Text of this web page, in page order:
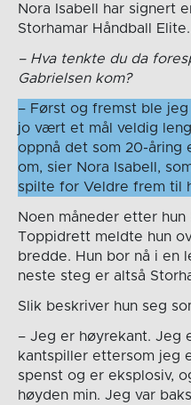
Nora Isabell har signert
Storhamar Håndball Elite.
– Hva tenkte du da
Gabrielsen kom?
– Først og fremst ble
jo vært et mål veldig
oppnå det som 20-åring
om, sier Nora Isabell,
spilte for Veldre frem til
Noen måneder etter
Toppidrett meldte hun
bredde. Hun bor nå i en
neste steg er altså
Slik beskriver hun seg
– Jeg er høyrekant. Jeg
kantspiller ettersom jeg
spenst og er eksplosiv,
høyden min. Jeg var